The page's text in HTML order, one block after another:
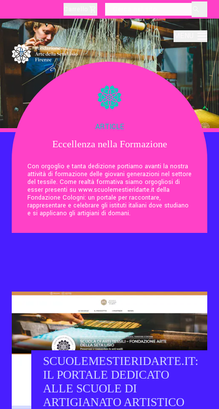
Chi Siamo
Produzione
Didattica
Cultura
Visite Tematiche
Eng
ARTICLE
Eccellenza nella Formazione
Con orgoglio e tanta dedizione portiamo avanti la nostra
attività di formazione delle giovani generazioni nel settore
del tessile. Come realtà formativa siamo orgogliosi di
esser presenti su www.scuolemestieridarte.it della
Fondazione Cologni: un portale per raccontare,
rappresentare e celebrare gli istituti italiani dove studiano
e si applicano gli artigiani di domani.
SCUOLEMESTIERIDARTE.IT:
IL PORTALE DEDICATO
ALLE SCUOLE DI
ARTIGIANATO ARTISTICO